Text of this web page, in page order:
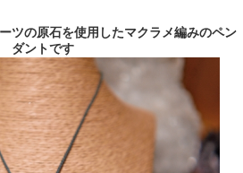
ツの原石を使用したマクラメ編みのペン
ダントです